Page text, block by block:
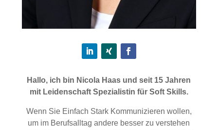
Hallo, ich bin Nicola Haas und seit 15 Jahren
mit Leidenschaft Spezialistin für Soft Skills.
Wenn Sie Einfach Stark Kommunizieren wollen,
um im Berufsalltag andere besser zu verstehen